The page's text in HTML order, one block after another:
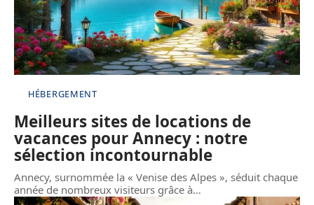
HÉBERGEMENT
Meilleurs sites de locations de
vacances pour Annecy : notre
sélection incontournable
Annecy, surnommée la « Venise des Alpes », séduit chaque
année de nombreux visiteurs grâce à…